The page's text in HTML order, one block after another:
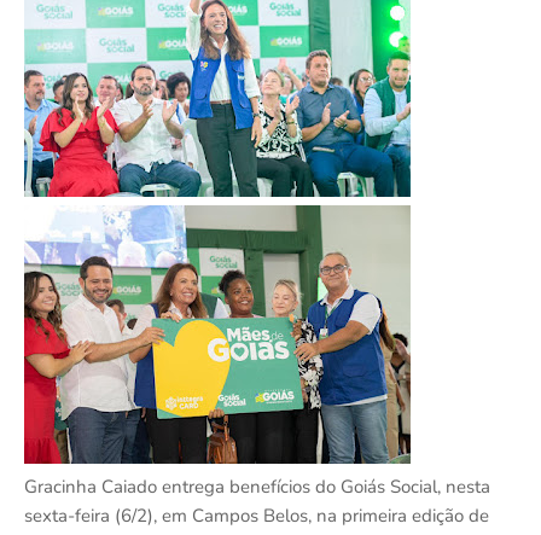
Gracinha Caiado entrega benefícios do Goiás Social, nesta
sexta-feira (6/2), em Campos Belos, na primeira edição de